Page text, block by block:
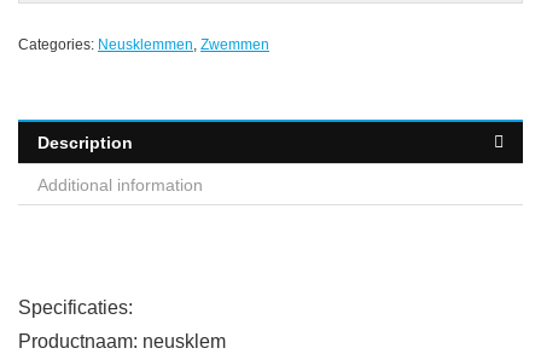
Categories: Neusklemmen, Zwemmen
Description
Additional information
Specificaties:
Productnaam: neusklem